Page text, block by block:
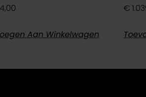
Aan Winkelwagen
€